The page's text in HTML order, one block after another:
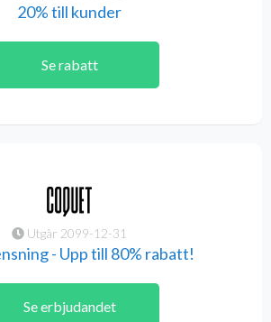
20% till kunder
Se rabatt
Utgår 2099-12-31
- Upp till 80% rabatt!
Se erbjudandet